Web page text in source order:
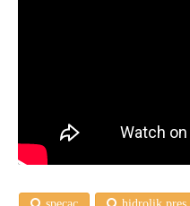
specac hidrolik pres